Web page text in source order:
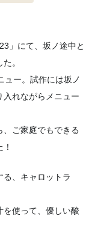
」にて、坂ノ途中と
。
ュー。試作には坂ノ
れながらメニュー
ご家庭でもできる
、キャロットラ
を使って、優しい酸